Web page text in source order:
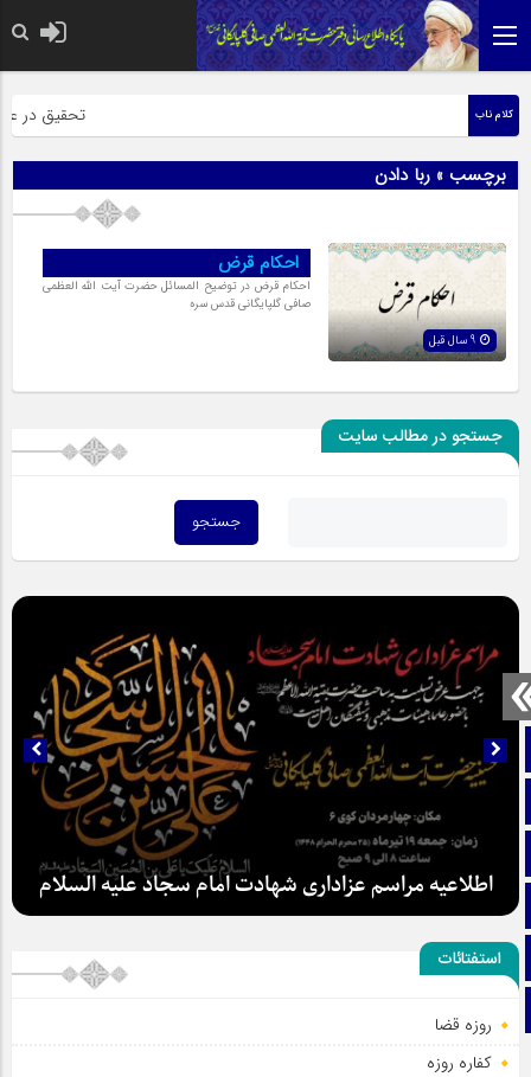
صفحه نخست
آپارات
اینستاگرام
کلام ناب تحقیق در
برچسب » ربا دادن
احکام قرض
احکام قرض در توضیح المسائل حضرت آیت الله العظمی
صافی گلپایگانی قدس سره
جستجو در مطالب سایت
اطلاعیه مراسم عزاداری شهادت امام سجاد علیه السلام
استفتائات
روزه قضا
کفاره روزه